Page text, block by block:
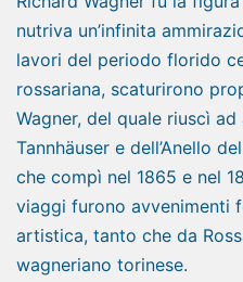
nutriva un’infinita
lavori del periodo florido
rossariana, scaturirono
Wagner, del quale riuscì ad
Tannhäuser e dell’Anello
che compì nel 1865 e nel
viaggi furono avvenimenti
artistica, tanto che da
wagneriano torinese.